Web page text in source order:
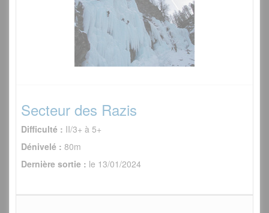
Secteur des Razis
Difficulté : II/3+ à 5+
Dénivelé : 80m
Dernière sortie : le 13/01/2024